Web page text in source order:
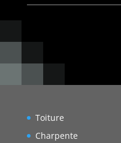
Toiture
Charpente